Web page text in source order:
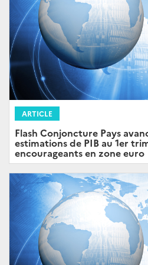
ARTICLE
Flash Conjoncture Pays
estimations de PIB au 1er
encourageants en zone euro